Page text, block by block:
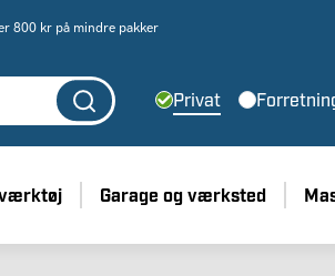
800 kr på mindre pakker
Privat
Garage og værksted